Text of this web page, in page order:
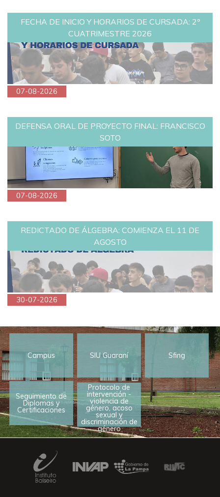
FECHA DE INICIO Y HORARIOS DE CURSADA: 2º
CUATRIMESTRE 2026
07-08-2026
DEFENSA ORAL DE PROYECTO FINAL: FRANCISCO
SOTO
07-08-2026
REDICTADO DE ÁLGEBRA: COMIENZA EL 11 DE
AGOSTO
30-07-2026
Campus SIU Guaraní Sfing
Seguimiento de
Diplomas y
Certificaciones
Protocolo de
intervención -
violencia de
género, acoso
sexual y
discriminación de
género